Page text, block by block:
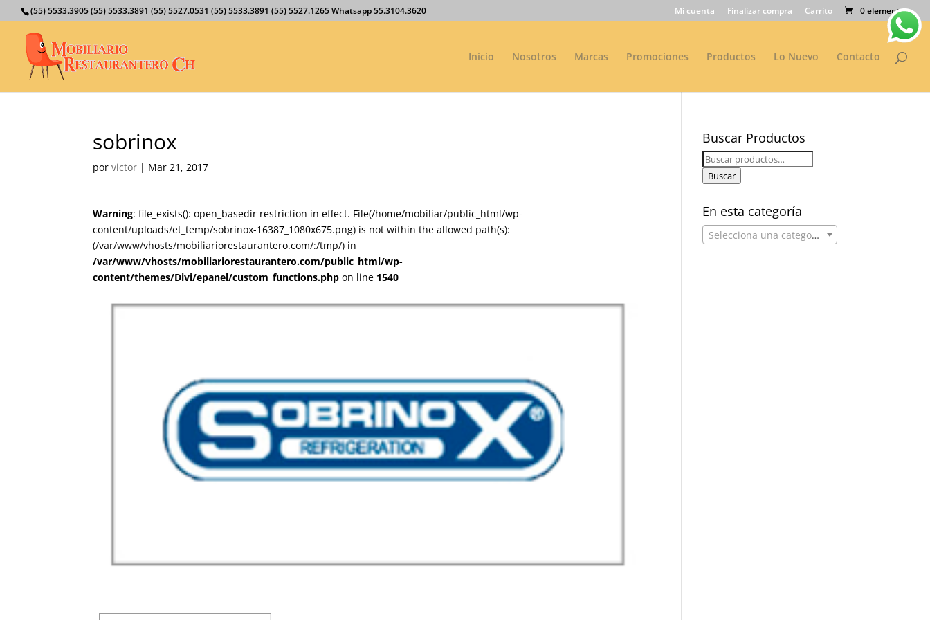
(55) 5533.3905 (55) 5533.3891 (55) 5527.0531 (55) 5533.3891 (55) 5527.1265 Whatsapp 55.3104.3620 Mi cuenta Finalizar compra Carrito 0 elementos
Inicio Nosotros Marcas Promociones Productos Lo Nuevo Contacto
sobrinox
porvictor | Mar 21, 2017
Warning: file_exists(): open_basedir restriction in effect. File(/home/mobiliar/public_html/wp-
content/uploads/et_temp/sobrinox-16387_1080x675.png) is not within the allowed path(s):
(/var/www/vhosts/mobiliariorestaurantero.com/:/tmp/) in
/var/www/vhosts/mobiliariorestaurantero.com/public_html/wp-
content/themes/Divi/epanel/custom_functions.php on line 1540
Buscar Productos
Buscar
por:
Buscar
En esta categoría
Selecciona una categoría